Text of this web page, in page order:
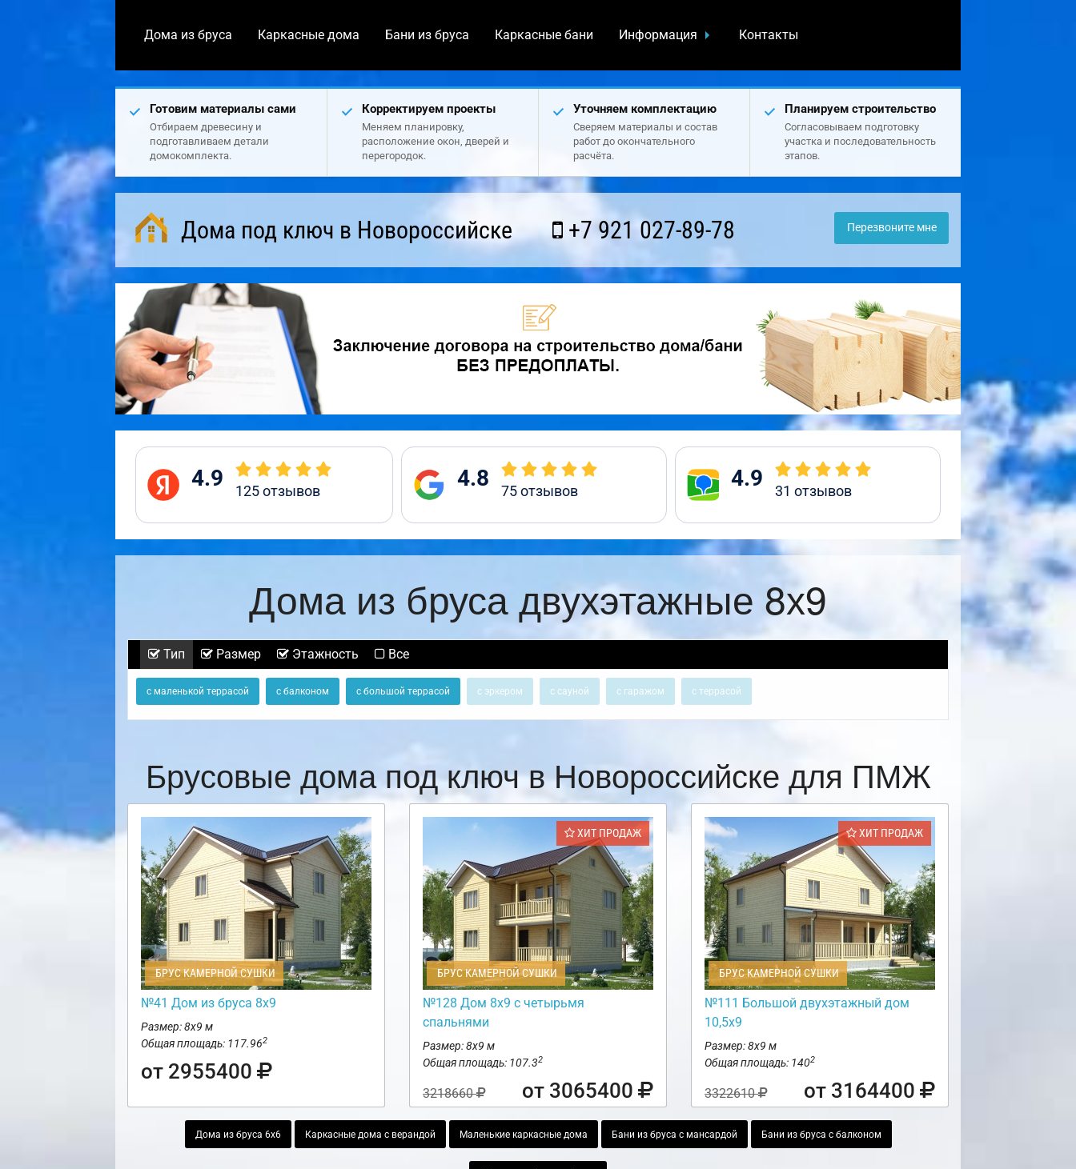
Дома из бруса Каркасные дома Бани из бруса Каркасные бани Информация Контакты
Готовим материалы сами
Отбираем древесину и
подготавливаем детали
домокомплекта.
Корректируем проекты
Меняем планировку,
расположение окон, дверей и
перегородок.
Уточняем комплектацию
Сверяем материалы и состав
работ до окончательного
расчёта.
Планируем строительство
Согласовываем подготовку
участка и последовательность
этапов.
Дома под ключ в Новороссийске +7 921 027-89-78 Перезвоните мне
4.9 125отзывов 4.8 75отзывов 4.9 31 отзывов
Дома из бруса двухэтажные 8х9
Тип Размер Этажность Все
с маленькой террасой с балконом с большой террасой с эркером с сауной с гаражом с террасой
Брусовые дома под ключ в Новороссийске для ПМЖ
БРУС КАМЕРНОЙ СУШКИ
№41 Дом из бруса 8х9
Размер: 8х9 м
Общая площадь: 117.962
от 2955400
ХИТ ПРОДАЖ
БРУС КАМЕРНОЙ СУШКИ
№128 Дом 8х9 с четырьмя
спальнями
Размер: 8х9 м
Общая площадь: 107.32
3218660 от 3065400
ХИТ ПРОДАЖ
БРУС КАМЕРНОЙ СУШКИ
№111 Большой двухэтажный дом
10,5х9
Размер: 8х9 м
Общая площадь: 1402
3322610 от 3164400
Дома из бруса 6х6 Каркасные дома с верандой Маленькие каркасные дома Бани из бруса с мансардой Бани из бруса с балконом